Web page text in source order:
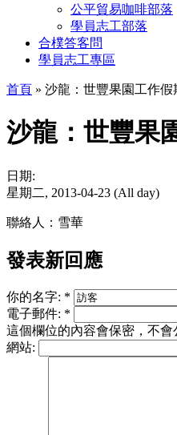
公平貿易咖啡部落
學員志工部落
合樸答客問
學員志工專區
首頁 » 沙龍：世豐果園工作假
沙龍：世豐果
日期:
星期二, 2013-04-23 (All day)
聯絡人：雪華
發表新回應
你的名字: *
電子郵件: *
這個欄位的內容會保密，不會
網站: